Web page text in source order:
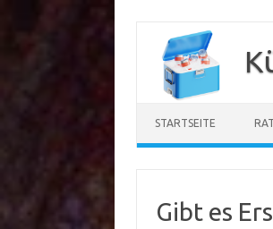
springen
STARTSEITE
Gibt es